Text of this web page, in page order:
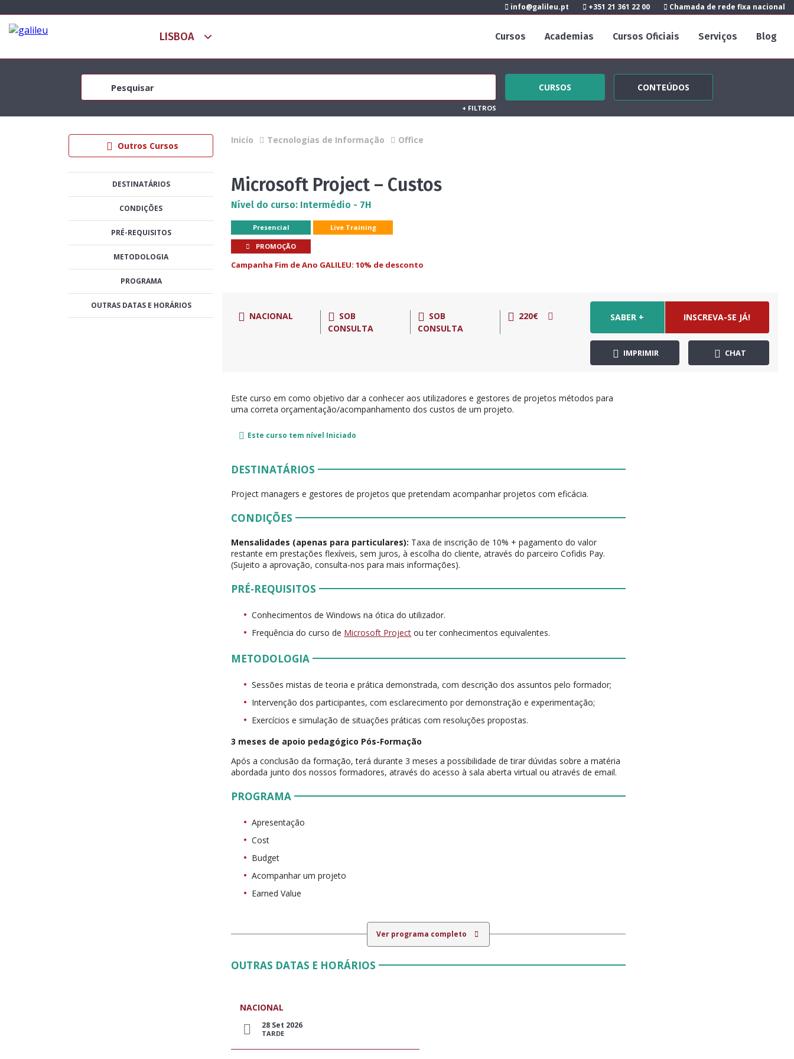
info@galileu.pt +351 21 361 22 00 Chamada de rede fixa nacional
Cursos Academias Cursos Oficiais Serviços Blog
CURSOS CONTEÚDOS
+ FILTROS
Outros Cursos
DESTINATÁRIOS
CONDIÇÕES
PRÉ-REQUISITOS
METODOLOGIA
PROGRAMA
OUTRAS DATAS E HORÁRIOS
Inicío Tecnologias de Informação Office
Microsoft Project – Custos
Nível do curso: Intermédio - 7H
Presencial Live Training
PROMOÇÃO
Campanha Fim de Ano GALILEU: 10% de desconto
NACIONAL
SOB
CONSULTA
SOB
CONSULTA
220€ SABER + INSCREVA-SE JÁ!
IMPRIMIR CHAT
Este curso em como objetivo dar a conhecer aos utilizadores e gestores de projetos métodos para
uma correta orçamentação/acompanhamento dos custos de um projeto.
Este curso tem nível Iniciado
DESTINATÁRIOS
Project managers e gestores de projetos que pretendam acompanhar projetos com eficácia.
CONDIÇÕES
Mensalidades (apenas para particulares): Taxa de inscrição de 10% + pagamento do valor
restante em prestações flexíveis, sem juros, à escolha do cliente, através do parceiro Cofidis Pay.
(Sujeito a aprovação, consulta-nos para mais informações).
PRÉ-REQUISITOS
Conhecimentos de Windows na ótica do utilizador.
Frequência do curso de Microsoft Project ou ter conhecimentos equivalentes.
METODOLOGIA
Sessões mistas de teoria e prática demonstrada, com descrição dos assuntos pelo formador;
Intervenção dos participantes, com esclarecimento por demonstração e experimentação;
Exercícios e simulação de situações práticas com resoluções propostas.
3 meses de apoio pedagógico Pós-Formação
Após a conclusão da formação, terá durante 3 meses a possibilidade de tirar dúvidas sobre a matéria
abordada junto dos nossos formadores, através do acesso à sala aberta virtual ou através de email.
PROGRAMA
Apresentação
Cost
Budget
Acompanhar um projeto
Earned Value
Ver programa completo
OUTRAS DATAS E HORÁRIOS
NACIONAL
28 Set 2026
TARDE